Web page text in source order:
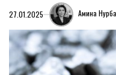
27.01.2025 Амина